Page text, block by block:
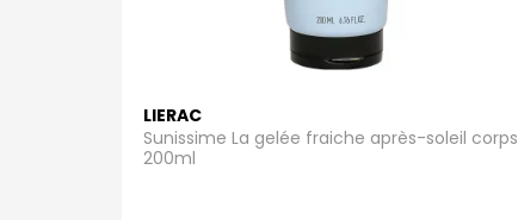
LIERAC
Sunissime La gelée fraiche après-soleil corps
200ml